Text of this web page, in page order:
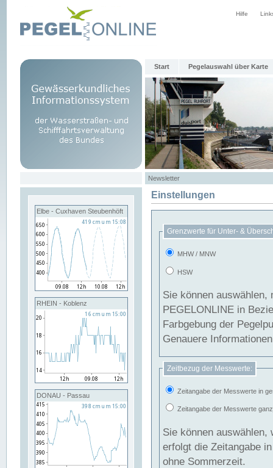
Hilfe
Start Pegelauswahl über Karte
Newsletter
Elbe - Cuxhaven Steubenhöft
RHEIN - Koblenz
DONAU - Passau
Einstellungen
Grenzwerte für Unter- &
MHW / MNW
HSW
Sie können
PEGELONLINE in Beziehung
Farbgebung der
Genauere
Zeitbezug der Messwerte:
Zeitangabe der Messwerte in
Zeitangabe der Messwerte
Sie können auswählen,
erfolgt die Zeitangabe
ohne Sommerzeit.